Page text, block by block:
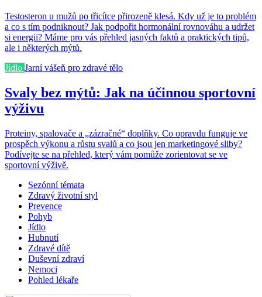
Testosteron u mužů po třicítce přirozeně klesá. Kdy už je to problém
a co s tím podniknout? Jak podpořit hormonální rovnováhu a udržet
si energii? Máme pro vás přehled jasných faktů a praktických tipů,
ale i některých mýtů.
Jídlo Jarní vášeň pro zdravé tělo
Svaly bez mýtů: Jak na účinnou sportovní
výživu
Proteiny, spalovače a „zázračné“ doplňky. Co opravdu funguje ve
prospěch výkonu a růstu svalů a co jsou jen marketingové sliby?
Podívejte se na přehled, který vám pomůže zorientovat se ve
sportovní výživě.
Sezónní témata
Zdravý životní styl
Prevence
Pohyb
Jídlo
Hubnutí
Zdravé dítě
Duševní zdraví
Nemoci
Pohled lékaře